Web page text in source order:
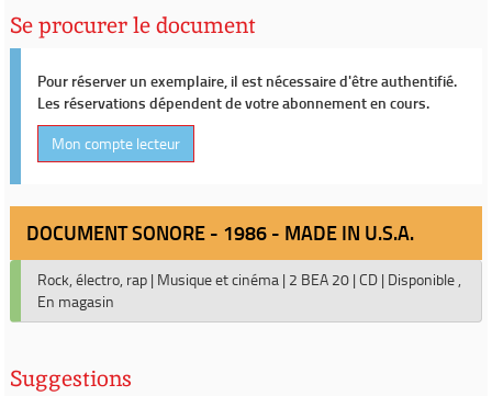
Se procurer le document
Pour réserver un exemplaire, il est nécessaire d'être authentifié.
Les réservations dépendent de votre abonnement en cours.
Mon compte lecteur
DOCUMENT SONORE - 1986 - MADE IN U.S.A.
Rock, électro, rap | Musique et cinéma | 2 BEA 20 | CD | Disponible ,
En magasin
Suggestions